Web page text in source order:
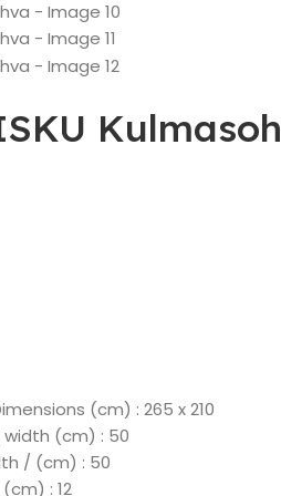
(cm) : 265 x 210
width (cm) : 50
/ (cm) : 50
: 12